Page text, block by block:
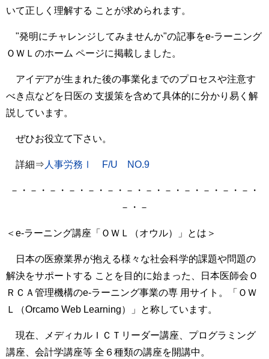
いて正しく理解する ことが求められます。
"発明にチャレンジしてみませんか"の記事をe-ラーニング
ＯＷＬのホーム ページに掲載しました。
アイデアが生まれた後の事業化までのプロセスや注意す
べき点などを日医の 支援策を含めて具体的に分かり易く解
説しています。
ぜひお役立て下さい。
詳細⇒ 人事労務Ⅰ F/U NO.9
－・－・－・－・－・－・－・－・－・－・－・－・－・
－・－
＜e-ラーニング講座「ＯＷＬ（オウル）」とは＞
日本の医療業界が抱える様々な社会科学的課題や問題の
解決をサポートする ことを目的に始まった、日本医師会Ｏ
ＲＣＡ管理機構のe-ラーニング事業の専 用サイト。「ＯＷ
Ｌ（Orcamo Web Learning）」と称しています。
現在、メディカルＩＣＴリーダー講座、プログラミング
講座、会計学講座等 全６種類の講座を開講中。